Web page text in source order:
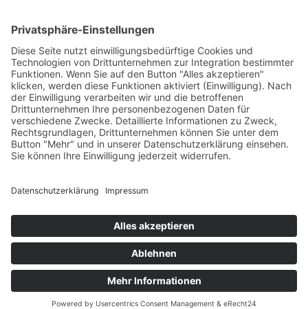
Evangelisch in Bayern
Copyright © 2026 EVHN – Evangelische Hochschule
Nürnberg